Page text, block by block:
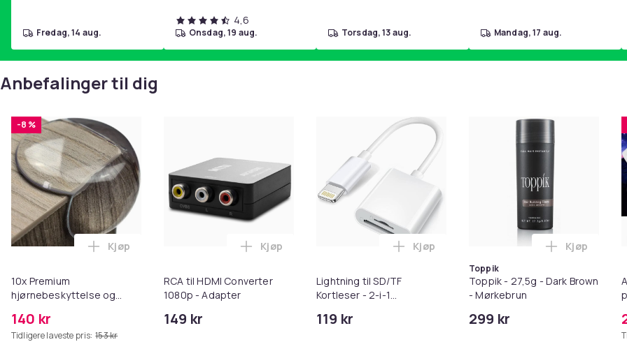
Produktsikkerhetsinformasjon
fredag, 14 aug.
4,6
onsdag, 19 aug. torsdag, 13 aug. mandag, 17 aug.
Anbefalinger til dig
-8 %
10x Premium
hjørnebeskyttelse og
140 kr
Tidligere laveste pris: 153 kr
Legg 10x Premium hjørnebeskyttelse og kantbeskyttelse for barn i handlekurven
Kjøp
RCA til HDMI Converter
1080p - Adapter
149 kr
Legg RCA til HDMI Converter 1080p - Adapter i handlekurven
Kjøp
Lightning til SD/TF
Kortleser - 2-i-1
iPhone/iPad
119 kr
Legg Lightning til SD/TF Kortleser - 2-i-1
Kjøp
Toppik
Toppik - 27,5g - Dark Brown
- Mørkebrun
299 kr
Legg
Kjøp